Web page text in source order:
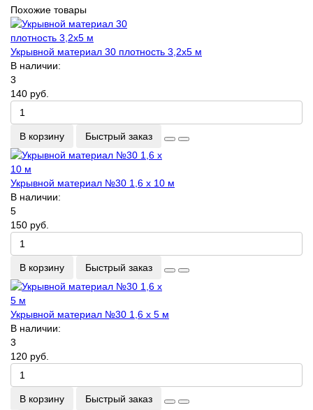
Похожие товары
Укрывной материал 30 плотность 3,2х5 м
В наличии:
3
140 руб.
В корзину Быстрый заказ
Укрывной материал №30 1,6 х 10 м
В наличии:
5
150 руб.
В корзину Быстрый заказ
Укрывной материал №30 1,6 х 5 м
В наличии:
3
120 руб.
В корзину Быстрый заказ